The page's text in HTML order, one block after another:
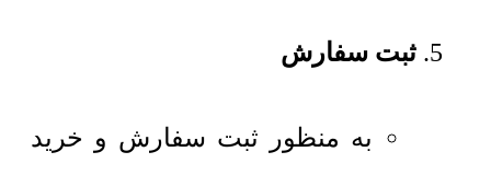
ثبت سفارش
به منظور ثبت سفارش و خرید